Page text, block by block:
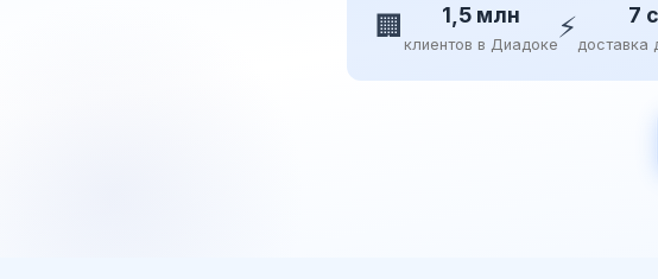
🏢 1,5 млн
клиентов в Диадоке⚡ 7
доставка